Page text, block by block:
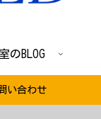
のBLOG
い合わせ